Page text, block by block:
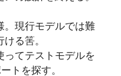
。現行モデルでは難
る筈。
ってテストモデルを
トを探す。